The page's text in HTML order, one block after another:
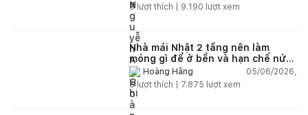
5lượt thích | 9.190 lượt xem
Nhà mái Nhật 2 tầng nên làm
móng gì để ở bền và hạn chế nứt
lún?Hoàng Hằng
05/06/2026,
5lượt thích | 7.875 lượt xem